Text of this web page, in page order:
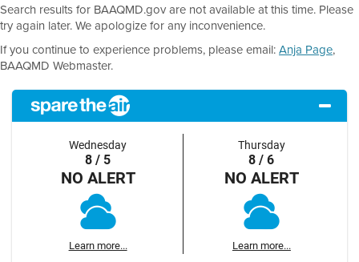
Search results for BAAQMD.gov are not available at this time. Please
try again later. We apologize for any inconvenience.
If you continue to experience problems, please email:Anja Page,
BAAQMD Webmaster.
Wednesday
8 / 5
NO ALERT
Learn more...
Thursday
8 / 6
NO ALERT
Learn more...